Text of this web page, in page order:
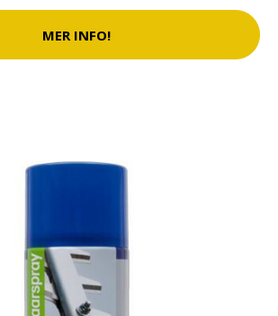
MER INFO!